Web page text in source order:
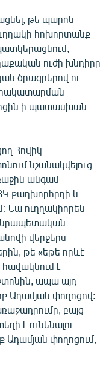
թե պարոն
հոխորտանք
ուժի խնդիրը
ծրագրերով ու
ի պատասխան
Հովիկ
նշանակվելուց
անգամ
քաղխորհրդի և
Նա ուղղակիորեն
վերջերս
թե «եթե որևէ
է
ապա այդ
Ադամյան փողոցով:
բայց
է ունենալու
Ադամյան փողոցում,